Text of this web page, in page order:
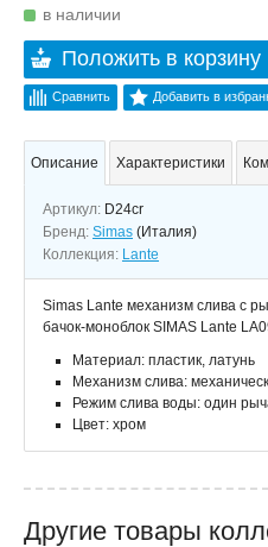
в наличии
Положить в корзину
Сравнить Добавить в
Описание Характеристики
Артикул: D24cr
Бренд: Simas (Италия)
Коллекция: Lante
Simas Lante механизм слива с
бачок-моноблок SIMAS Lante
Материал: пластик, латунь
Механизм слива:
Режим слива воды: один
Цвет: хром
Другие товары